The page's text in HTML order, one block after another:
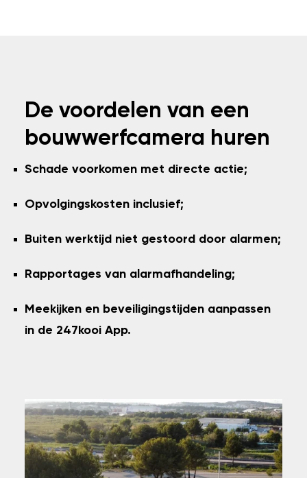
De voordelen van een
bouwwerfcamera huren
Schade voorkomen met directe actie;
Opvolgingskosten inclusief;
Buiten werktijd niet gestoord door alarmen;
Rapportages van alarmafhandeling;
Meekijken en beveiligingstijden aanpassen
in de 247kooi App.